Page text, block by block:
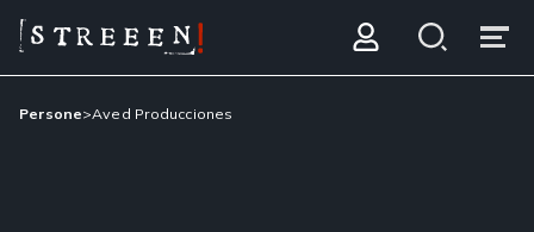
Persone>Aved Producciones